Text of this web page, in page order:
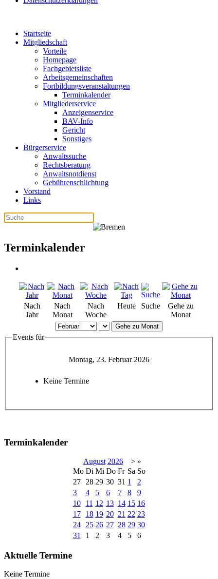
Startseite
Mitgliedschaft
Vorteile
Homepage
Fachgebietsliste
Arbeitsgemeinschaften
Fortbildungsveranstaltungen
Terminkalender
Mitgliederservice
Anzeigenservice
BAV-Info
Gericht
Sonstiges
Bürgerservice
Anwaltssuche
Rechtsberatung
Anwaltsnotdienst
Gebührenschlichtung
Vorstand
Links
Terminkalender
Nach
Jahr
Nach
Monat
Nach
Woche
Heute Suche
Gehe zu
Monat
Gehe zu Monat
Events für
Montag, 23. Februar 2026
Keine Termine
Terminkalender
August 2026 > »
Mo Di Mi Do Fr Sa So
27
28 29 30 31 1
2
3
4 5 6 7 8
9
10
11 12 13 14 15 16
17
18 19 20 21 22 23
24
25 26 27 28 29 30
31
1 2 3 4 5 6
Aktuelle Termine
Keine Termine